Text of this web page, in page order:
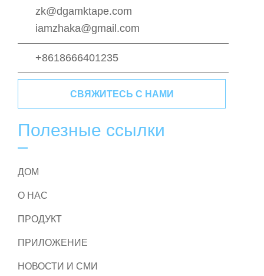
zk@dgamktape.com
iamzhaka@gmail.com
+8618666401235
СВЯЖИТЕСЬ С НАМИ
Полезные ссылки
ДОМ
О НАС
ПРОДУКТ
ПРИЛОЖЕНИЕ
НОВОСТИ И СМИ